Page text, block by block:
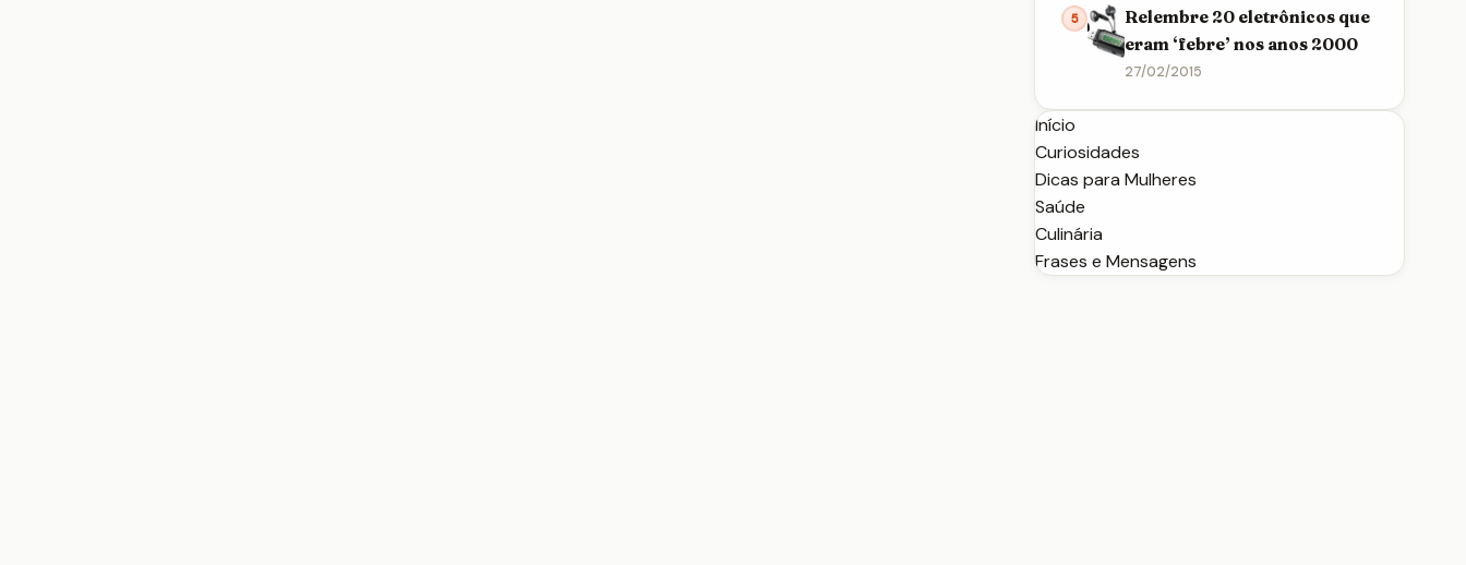
5
Relembre 20 eletrônicos que
eram ‘febre’ nos anos 2000
27/02/2015
Início
Curiosidades
Dicas para Mulheres
Saúde
Culinária
Frases e Mensagens